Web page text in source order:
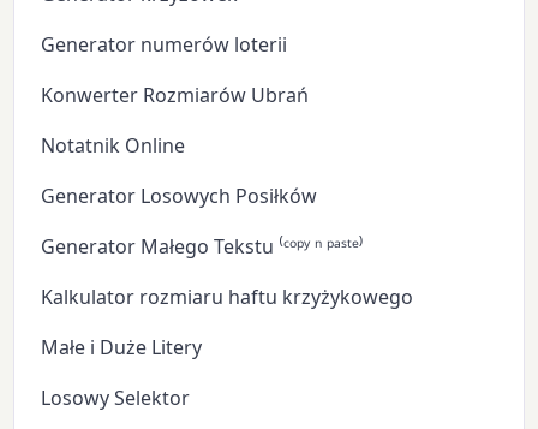
Generator numerów loterii
Konwerter Rozmiarów Ubrań
Notatnik Online
Generator Losowych Posiłków
Generator Małego Tekstu ⁽ᶜᵒᵖʸ ⁿ ᵖᵃˢᵗᵉ⁾
Kalkulator rozmiaru haftu krzyżykowego
Małe i Duże Litery
Losowy Selektor